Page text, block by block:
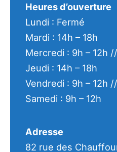
Heures d’ouverture
Lundi : Fermé
Mardi : 14h – 18h
Mercredi : 9h – 12h
Jeudi : 14h – 18h
Vendredi : 9h – 12h
Samedi : 9h – 12h
Adresse
82 rue des